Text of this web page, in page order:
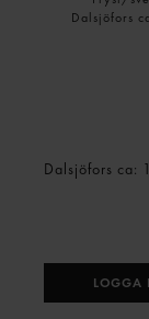
Dalsjöfors ca:
LOGGA